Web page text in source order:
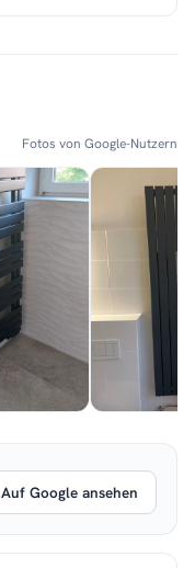
Fotos von Google-Nutzern
Auf Google ansehen